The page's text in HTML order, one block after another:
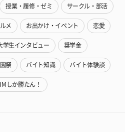
授業・履修・ゼミ サークル・部活
メ お出かけ・イベント 恋愛
学生インタビュー 奨学金
祭 バイト知識 バイト体験談
しか勝たん！